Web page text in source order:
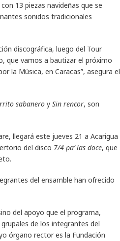
13 piezas navideñas que se
sonidos tradicionales
discográfica, luego del Tour
que vamos a bautizar el próximo
la Música, en Caracas”, asegura el
sabanero y Sin rencor, son
llegará este jueves 21 a Acarigua
del disco 7/4 pa’ las doce, que
del ensamble han ofrecido
del apoyo que el programa,
de los integrantes del
órgano rector es la Fundación